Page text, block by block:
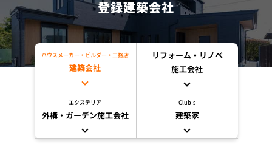
登録建築会社
ハウスメーカー・ビルダー・工務店
建築会社
リフォーム・リノベ
施工会社
エクステリア
外構・ガーデン施工会社
Club-s
建築家